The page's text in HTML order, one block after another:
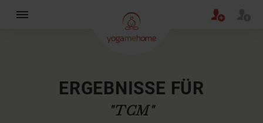
ERGEBNISSE FÜR
"TCM"